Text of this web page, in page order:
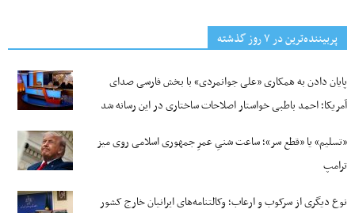
پربیننده‌ترین‌ در ۷ روز گذشته
پایان دادن به همکاری «علی جوانمردی» با بخش فارسی صدای
آمریکا؛ احمد باطبی خواستار اصلاحات ساختاری در این رسانه شد
«تسلیم» یا «قطع سر»؛ ساعت شنیِ عمرِ جمهوری اسلامی روی میز
ترامپ
نوع دیگری از سرکوب و ارعاب؛ وکالتنامه‌های ایرانیان خارج کشور